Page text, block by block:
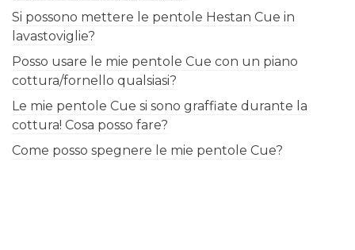
Si possono mettere le pentole Hestan Cue in
lavastoviglie?
Posso usare le mie pentole Cue con un piano
cottura/fornello qualsiasi?
Le mie pentole Cue si sono graffiate durante la
cottura! Cosa posso fare?
Come posso spegnere le mie pentole Cue?